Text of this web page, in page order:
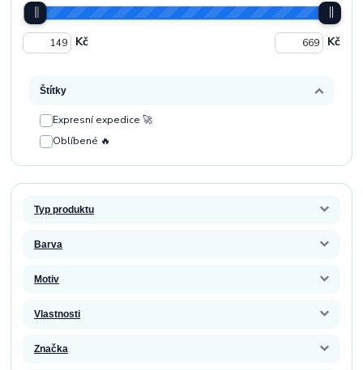
Kč Kč
Štítky
Expresní expedice 🚀
Oblíbené 🔥
Typ produktu
Barva
Motiv
Vlastnosti
Značka